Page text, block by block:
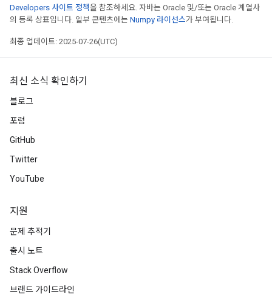
Developers 사이트 정책을 참조하세요. 자바는 Oracle 및/또는 Oracle 계열사
의 등록 상표입니다. 일부 콘텐츠에는 Numpy 라이선스가 부여됩니다.
최종 업데이트: 2025-07-26(UTC)
최신 소식 확인하기
블로그
포럼
GitHub
Twitter
YouTube
지원
문제 추적기
출시 노트
Stack Overflow
브랜드 가이드라인